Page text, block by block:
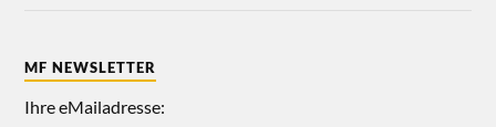
MF NEWSLETTER
Ihre eMailadresse: